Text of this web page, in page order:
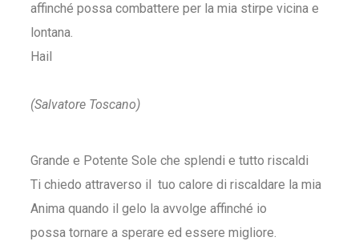
affinché possa combattere per la mia stirpe vicina e
lontana.
Hail
(Salvatore Toscano)
Grande e Potente Sole che splendi e tutto riscaldi
Ti chiedo attraverso il tuo calore di riscaldare la mia
Anima quando il gelo la avvolge affinché io
possa tornare a sperare ed essere migliore.